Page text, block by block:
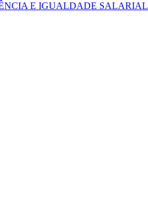
E IGUALDADE SALARIAL